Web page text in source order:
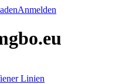
Anmelden
Linien